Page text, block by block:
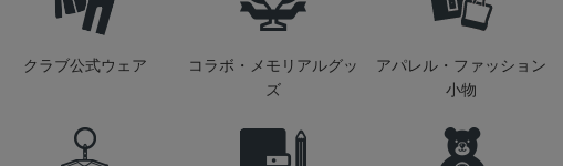
クラブ公式ウェア
コラボ・メモリアルグッ
ズ
アパレル・ファッション
小物